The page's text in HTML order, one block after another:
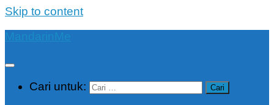
Skip to content
MandarinMe
Cari untuk: